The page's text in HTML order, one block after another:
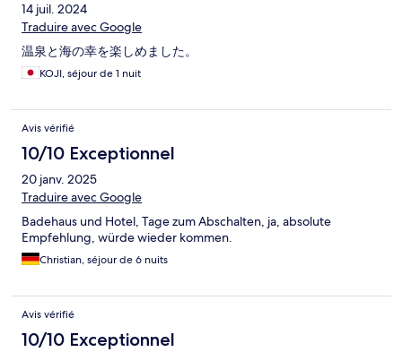
14 juil. 2024
Traduire avec Google
温泉と海の幸を楽しめました。
KOJI, séjour de 1 nuit
Avis vérifié
10/10 Exceptionnel
20 janv. 2025
Traduire avec Google
Badehaus und Hotel, Tage zum Abschalten, ja, absolute
Empfehlung, würde wieder kommen.
Christian, séjour de 6 nuits
Avis vérifié
10/10 Exceptionnel